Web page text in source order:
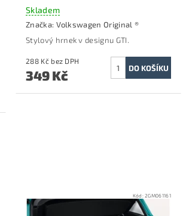
Skladem
Značka: Volkswagen Original ®
Stylový hrnek v designu GTI.
288 Kč bez DPH
349 Kč
Kód:2GM061161